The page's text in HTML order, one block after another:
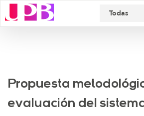
Propuesta
evaluación del